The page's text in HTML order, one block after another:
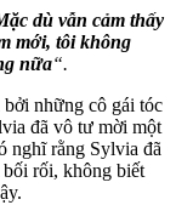
dù vẫn cảm thấy
mới, tôi không
nữa“.
những cô gái tóc
đã vô tư mời một
nghĩ rằng Sylvia đã
rối, không biết